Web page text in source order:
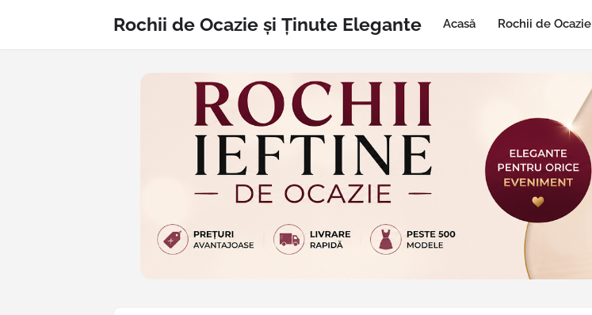
Rochii de Ocazie și Ținute Elegante Acasă Rochii de Ocazie